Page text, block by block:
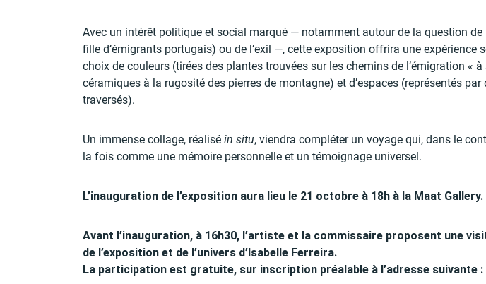
Avec un intérêt politique et social marqué — notamment autour de la question de
fille d’émigrants portugais) ou de l’exil —, cette exposition offrira une expérience
choix de couleurs (tirées des plantes trouvées sur les chemins de l’émigration «
céramiques à la rugosité des pierres de montagne) et d’espaces (représentés
traversés).
Un immense collage, réalisé in situ, viendra compléter un voyage qui, dans le
la fois comme une mémoire personnelle et un témoignage universel.
L’inauguration de l’exposition aura lieu le 21 octobre à 18h à la Maat Gallery.
Avant l’inauguration, à 16h30, l’artiste et la commissaire proposent une
de l’exposition et de l’univers d’Isabelle Ferreira.
La participation est gratuite, sur inscription préalable à l’adresse suivante :